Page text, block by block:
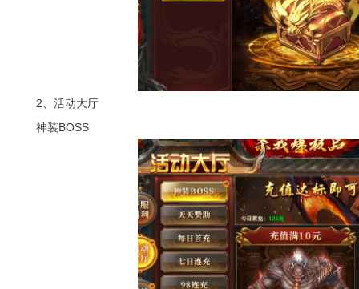
2、活动大厅
神装BOSS